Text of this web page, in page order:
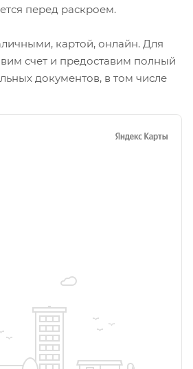
перед раскроем.
картой, онлайн. Для
счет и предоставим полный
документов, в том числе